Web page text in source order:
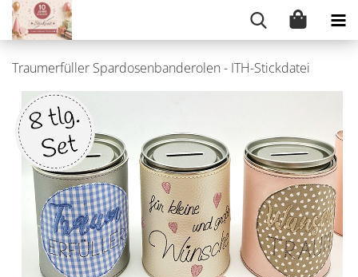
Traumerfüller Spardosenbanderolen - ITH-Stickdatei